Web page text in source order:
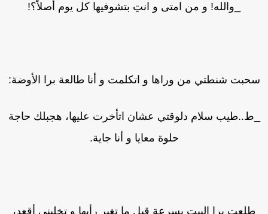
_والله! و من امتى و انتِ بتشوفيها كل يوم أصلاً؟!
شنطتي من وراها و اتكلمت و أنا طالعة برا الأوضة:
سلام دلوقتي عشان اتأخرت عليها، هجبلك حاجة
حلوة معايا و أنا جاية.
طلعت برا البيت بسرعة قبل ما تغير رأيها و تخليني أقعد،